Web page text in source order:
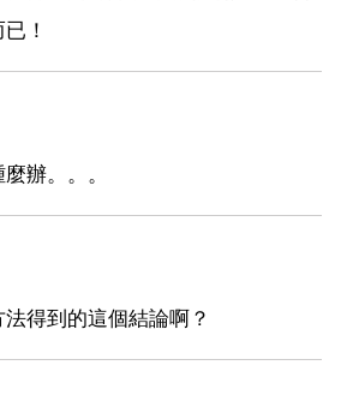
！
辦。。。
得到的這個結論啊？